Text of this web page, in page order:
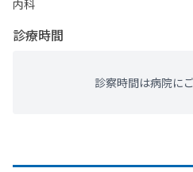
内科
診療時間
診察時間は病院に